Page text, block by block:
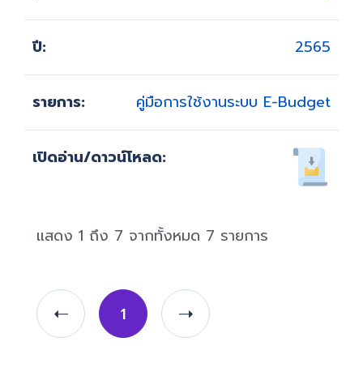
2565
คู่มือการใช้งานระบบ E-Budget
แสดง 1 ถึง 7 จากทั้งหมด 7 รายการ
1